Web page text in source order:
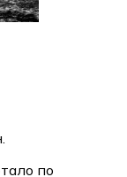
по